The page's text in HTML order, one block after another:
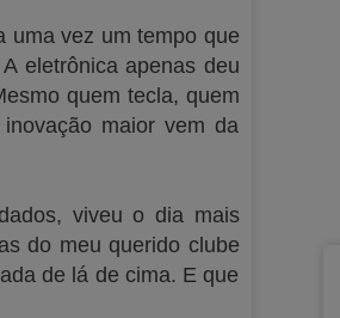
uma vez um tempo que
eletrônica apenas deu
quem tecla, quem
maior vem da
viveu o dia mais
do meu querido clube
de lá de cima. E que